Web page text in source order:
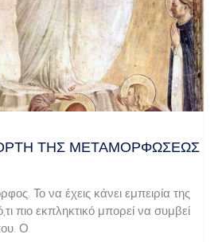
ΤΗΣ ΜΕΤΑΜΟΡΦΩΣΕΩΣ
Το να έχεις κάνει εμπειρία της
πιο εκπληκτικό μπορεί να συμβεί
Ο